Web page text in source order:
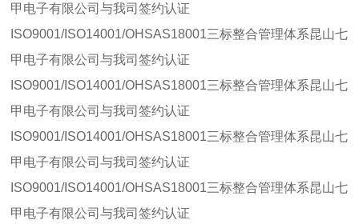
甲电子有限公司与我司签约认证
ISO9001/ISO14001/OHSAS18001三标整合管理体系昆山七
甲电子有限公司与我司签约认证
ISO9001/ISO14001/OHSAS18001三标整合管理体系昆山七
甲电子有限公司与我司签约认证
ISO9001/ISO14001/OHSAS18001三标整合管理体系昆山七
甲电子有限公司与我司签约认证
ISO9001/ISO14001/OHSAS18001三标整合管理体系昆山七
甲电子有限公司与我司签约认证